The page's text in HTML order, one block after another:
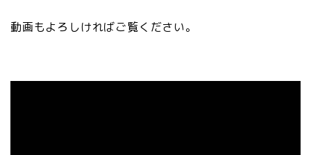
動画もよろしければご覧ください。